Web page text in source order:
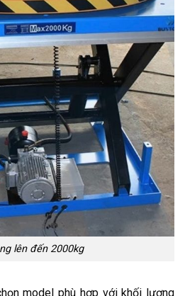
lên đến 2000kg
model phù hợp với khối lượng